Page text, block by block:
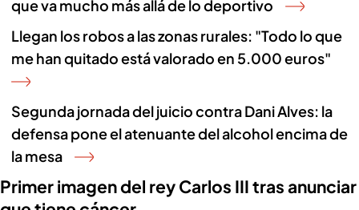
que va mucho más allá de lo deportivo
Llegan los robos a las zonas rurales: "Todo lo que
me han quitado está valorado en 5.000 euros"
Segunda jornada del juicio contra Dani Alves: la
defensa pone el atenuante del alcohol encima de
la mesa
Primer imagen del rey Carlos III tras anunciar